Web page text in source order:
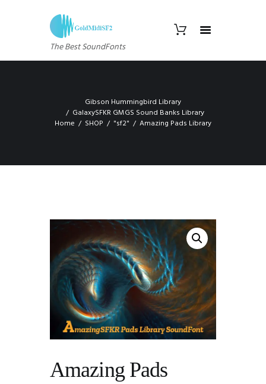
The Best SoundFonts
Gibson Hummingbird Library
GalaxySFKR GMGS Sound Banks Library
Home
SHOP "sf2" Amazing Pads Library
Amazing Pads